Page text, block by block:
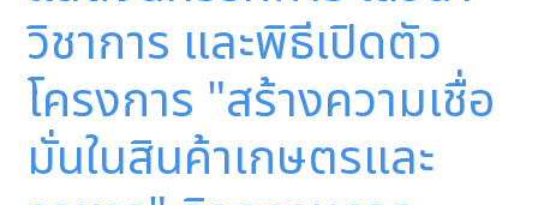
วิชาการ และพิธีเปิดตัว
โครงการ "สร้างความเชื่อ
มั่นในสินค้าเกษตรและ